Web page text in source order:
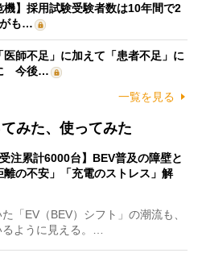
機】採用試験受験者数は10年間で2
も…
医師不足」に加えて「患者不足」に
今後…
一覧を見る
みた、使ってみた
受注累計6000台】BEV普及の障壁と
離の不安」「充電のストレス」解
「EV（BEV）シフト」の潮流も、
ように見える。…